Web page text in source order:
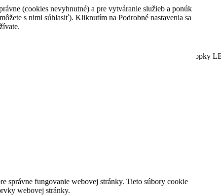
Rýchly náhľad
64,90 €Na sklade
Nadčasové pánske digitálne hodinky Budík, dátum a stopky
(cookies nevyhnutné) a pre vytváranie služieb a ponúk
s nimi súhlasiť). Kliknutím na Podrobné nastavenia sa
správne fungovanie webovej stránky. Tieto súbory cookie
webovej stránky.